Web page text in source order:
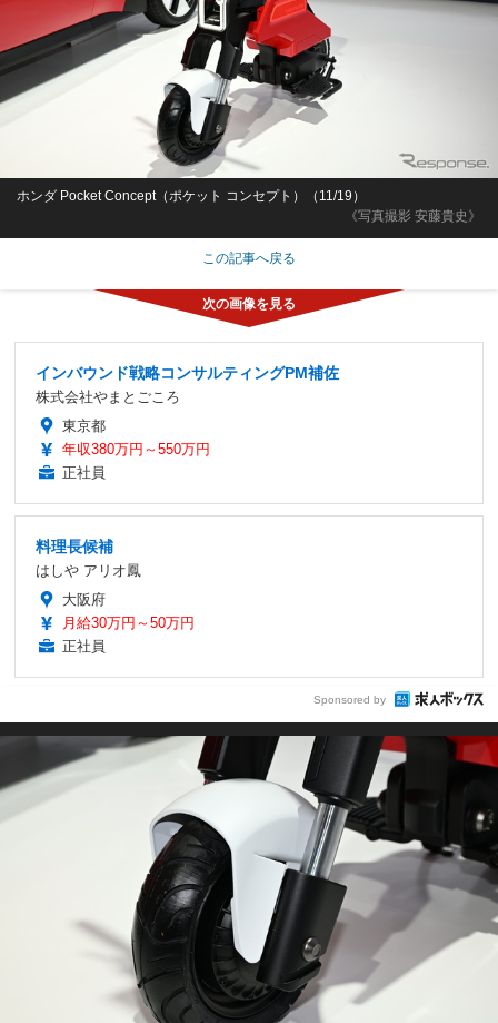
《写真撮影 安藤貴史》
ホンダ Pocket Concept（ポケット コンセプト）（11/19）
この記事へ戻る
インバウンド戦略コンサルティングPM補佐
株式会社やまとごころ
東京都
年収380万円～550万円
正社員
料理長候補
はしや アリオ鳳
大阪府
月給30万円～50万円
正社員
Sponsored by